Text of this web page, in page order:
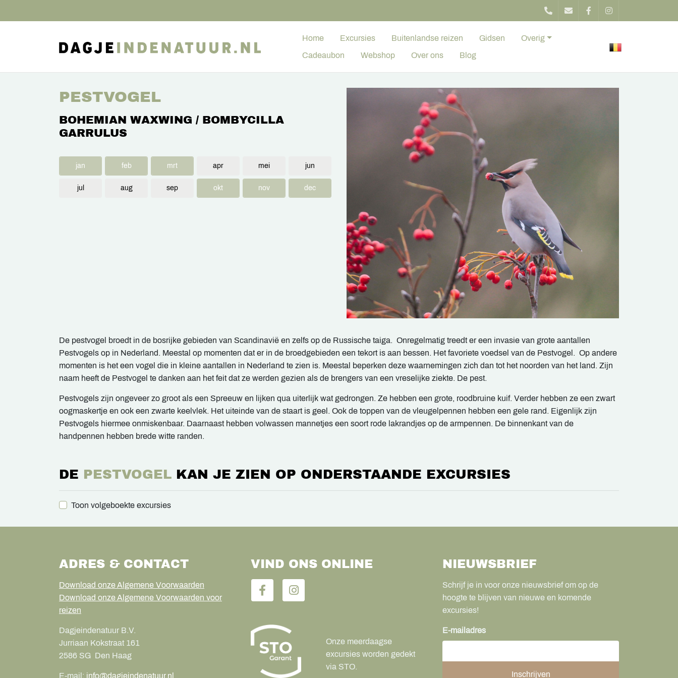
Home Excursies Buitenlandse reizen Gidsen Overig
Cadeaubon Webshop Over ons Blog
PESTVOGEL
BOHEMIAN WAXWING / BOMBYCILLA
GARRULUS
jan feb mrt apr mei jun
jul aug sep okt nov dec
De pestvogel broedt in de bosrijke gebieden van Scandinavië en zelfs op de Russische taiga. Onregelmatig treedt er een invasie van grote aantallen
Pestvogels op in Nederland. Meestal op momenten dat er in de broedgebieden een tekort is aan bessen. Het favoriete voedsel van de Pestvogel. Op andere
momenten is het een vogel die in kleine aantallen in Nederland te zien is. Meestal beperken deze waarnemingen zich dan tot het noorden van het land. Zijn
naam heeft de Pestvogel te danken aan het feit dat ze werden gezien als de brengers van een vreselijke ziekte. De pest.
Pestvogels zijn ongeveer zo groot als een Spreeuw en lijken qua uiterlijk wat gedrongen. Ze hebben een grote, roodbruine kuif. Verder hebben ze een zwart
oogmaskertje en ook een zwarte keelvlek. Het uiteinde van de staart is geel. Ook de toppen van de vleugelpennen hebben een gele rand. Eigenlijk zijn
Pestvogels hiermee onmiskenbaar. Daarnaast hebben volwassen mannetjes een soort rode lakrandjes op de armpennen. De binnenkant van de
handpennen hebben brede witte randen.
DE PESTVOGEL KAN JE ZIEN OP ONDERSTAANDE EXCURSIES
Toon volgeboekte excursies
ADRES & CONTACT
Download onze Algemene Voorwaarden
Download onze Algemene Voorwaarden voor
reizen
Dagjeindenatuur B.V.
Jurriaan Kokstraat 161
2586 SG Den Haag
E-mail: info@dagjeindenatuur.nl
VIND ONS ONLINE
Onze meerdaagse
excursies worden gedekt
via STO.
NIEUWSBRIEF
Schrijf je in voor onze nieuwsbrief om op de
hoogte te blijven van nieuwe en komende
excursies!
E-mailadres